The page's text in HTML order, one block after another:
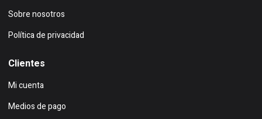
Sobre nosotros
Política de privacidad
Clientes
Mi cuenta
Medios de pago